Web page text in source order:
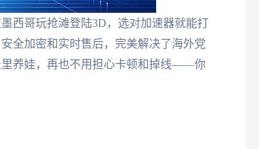
西哥玩抢滩登陆3D，选对加速器就能打
全加密和实时售后，完美解决了海外党
里养娃，再也不用担心卡顿和掉线——你